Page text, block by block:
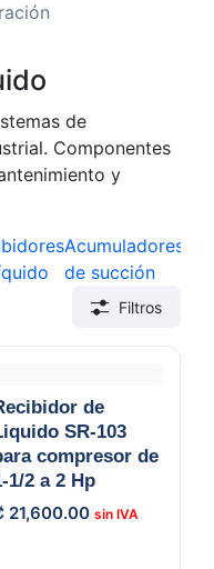
de
Componentes
y
Acumuladores
de succión
Filtros
de
SR-103
compresor de
1/2 a 2 Hp
21,600.00